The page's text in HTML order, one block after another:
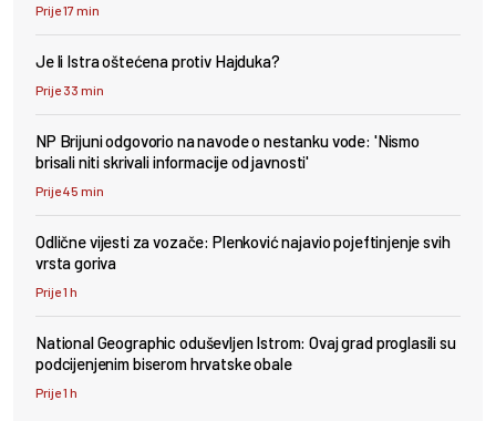
Prije 17 min
Je li Istra oštećena protiv Hajduka?
Prije 33 min
NP Brijuni odgovorio na navode o nestanku vode: 'Nismo
brisali niti skrivali informacije od javnosti'
Prije 45 min
Odlične vijesti za vozače: Plenković najavio pojeftinjenje svih
vrsta goriva
Prije 1 h
National Geographic oduševljen Istrom: Ovaj grad proglasili su
podcijenjenim biserom hrvatske obale
Prije 1 h